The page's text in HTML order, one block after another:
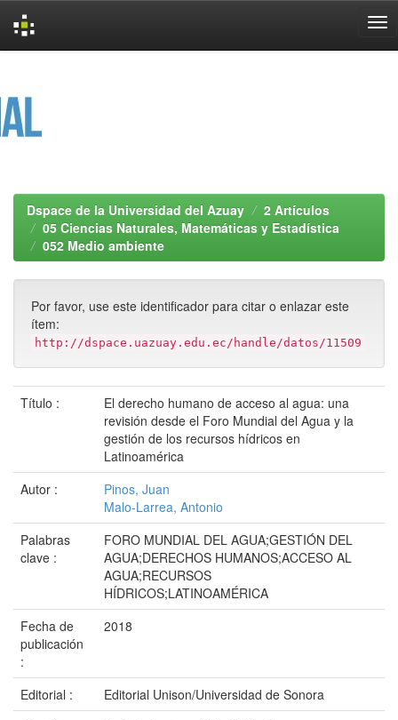
Dspace de la Universidad del Azuay
2 Artículos
05 Ciencias Naturales, Matemáticas y Estadística
052 Medio ambiente
Por favor, use este identificador para citar o enlazar este
ítem:
http://dspace.uazuay.edu.ec/handle/datos/11509
Título :
El derecho humano de acceso al agua: una
revisión desde el Foro Mundial del Agua y la
gestión de los recursos hídricos en
Latinoamérica
Autor :
Pinos, Juan
Malo-Larrea, Antonio
Palabras
clave :
FORO MUNDIAL DEL AGUA;GESTIÓN DEL
AGUA;DERECHOS HUMANOS;ACCESO AL
AGUA;RECURSOS
HÍDRICOS;LATINOAMÉRICA
Fecha de
publicación
:
2018
Editorial :
Editorial Unison/Universidad de Sonora